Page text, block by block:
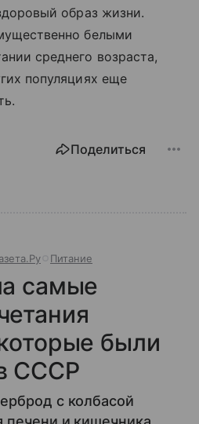
образ жизни.
белыми
среднего возраста,
популяциях еще
Поделиться
Питание
самые
были
СССР
с колбасой